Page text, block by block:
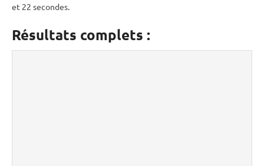
et 22 secondes.
Résultats complets :